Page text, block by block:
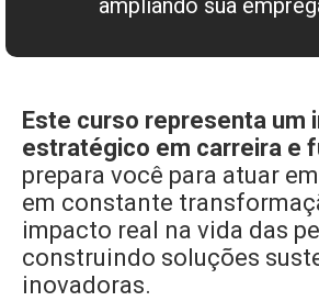
ampliando sua
Este curso representa um
estratégico em carreira e
prepara você para atuar
em constante
impacto real na vida das
construindo soluções
inovadoras.